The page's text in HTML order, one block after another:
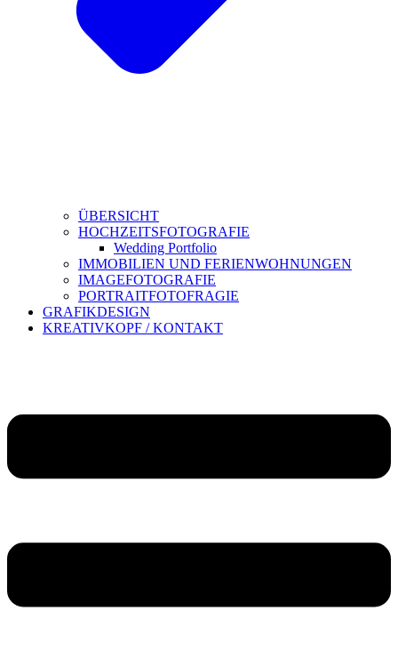
ÜBERSICHT
HOCHZEITSFOTOGRAFIE
Wedding Portfolio
IMMOBILIEN UND FERIENWOHNUNGEN
IMAGEFOTOGRAFIE
PORTRAITFOTOFRAGIE
GRAFIKDESIGN
KREATIVKOPF / KONTAKT